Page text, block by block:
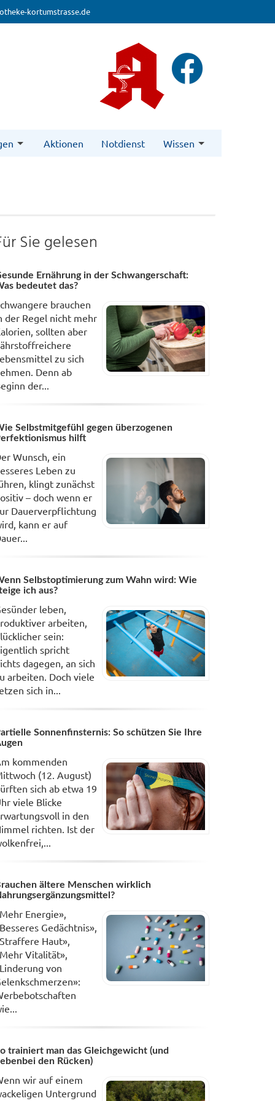
kortumstrasse.de
Aktionen Notdienst Wissen
Sie gelesen
Ernährung in der Schwangerschaft:
bedeutet das?
brauchen
der Regel nicht mehr
sollten aber
zu sich
Denn ab
der...
Selbstmitgefühl gegen überzogenen
hilft
Wunsch, ein
Leben zu
klingt zunächst
– doch wenn er
Dauerverpflichtung
kann er auf
Selbstoptimierung zum Wahn wird: Wie
ich aus?
leben,
arbeiten,
sein:
spricht
dagegen, an sich
arbeiten. Doch viele
sich in...
Sonnenfinsternis: So schützen Sie Ihre
kommenden
(12. August)
sich ab etwa 19
viele Blicke
in den
richten. Ist der
ältere Menschen wirklich
Energie»,
Gedächtnis»,
Haut»,
Vitalität»,
von
trainiert man das Gleichgewicht (und
den Rücken)
wir auf einem
Untergrund